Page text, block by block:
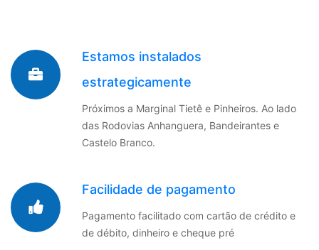
Estamos instalados
estrategicamente
Próximos a Marginal Tietê e Pinheiros. Ao lado
das Rodovias Anhanguera, Bandeirantes e
Castelo Branco.
Facilidade de pagamento
Pagamento facilitado com cartão de crédito e
de débito, dinheiro e cheque pré